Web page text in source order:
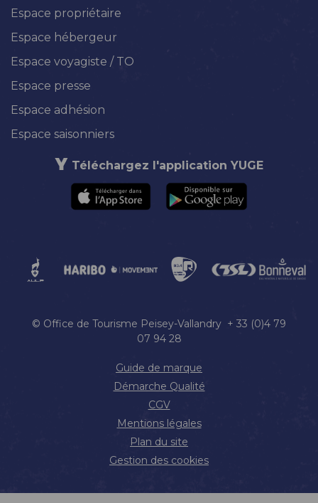
Espace propriétaire
Espace hébergeur
Espace voyagiste / TO
Espace presse
Espace adhésion
Espace saisonniers
Téléchargez l'application YUGE
© Office de Tourisme Peisey-Vallandry + 33 (0)4 79
07 94 28
Guide de marque
Démarche Qualité
CGV
Mentions légales
Plan du site
Gestion des cookies